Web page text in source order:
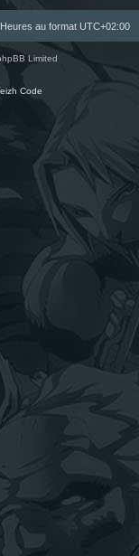
r
Heures au format UTC+02:00
Limited
Code